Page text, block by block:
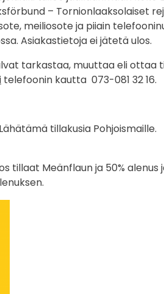
– Tornionlaaksolaiset
meiliosote ja piiain
Asiakastietoja ei jätetä ulos.
tarkastaa, muuttaa eli ottaa
telefoonin kautta 073-081 32 16.
tillakusia Pohjoismaille.
tillaat Meänflaun ja 50%